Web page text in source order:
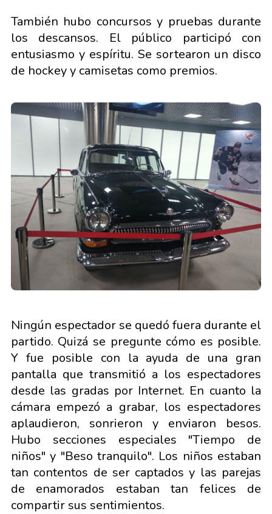
También hubo concursos y pruebas durante
los descansos. El público participó con
entusiasmo y espíritu. Se sortearon un disco
de hockey y camisetas como premios.
Ningún espectador se quedó fuera durante el
partido. Quizá se pregunte cómo es posible.
Y fue posible con la ayuda de una gran
pantalla que transmitió a los espectadores
desde las gradas por Internet. En cuanto la
cámara empezó a grabar, los espectadores
aplaudieron, sonrieron y enviaron besos.
Hubo secciones especiales "Tiempo de
niños" y "Beso tranquilo". Los niños estaban
tan contentos de ser captados y las parejas
de enamorados estaban tan felices de
compartir sus sentimientos.